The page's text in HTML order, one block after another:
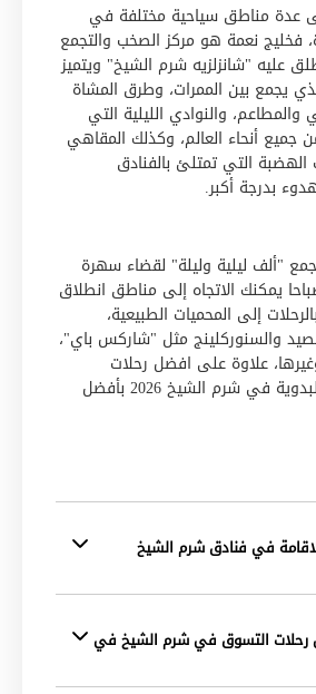
عدة مناطق سياحية مختلفة في
فخليج نعمة هو مركز الصخب والتجمع
عليه "شانزلزيه شرم الشيخ" ويتميز
يجمع بين الممرات، وطرق المشاة
والمطاعم، والنوادي الليلية التي
أنحاء العالم، وكذلك المقاهي
الهضبة التي تمتلئ بالفنادق
بدرجة أكبر.
"ألف ليلية وليلة" لقضاء سهرة
يمكنك الاتجاه إلى مناطق انطلاق
إلى المحميات الطبيعية،
والسنوركلينج مثل "شاركس باي"،
علاوة على افضل رحلات
السفاري والليالي البدوية في شرم الشيخ 2026 بأفضل
في فنادق شرم الشيخ
رحلات التسوق في شرم الشيخ في